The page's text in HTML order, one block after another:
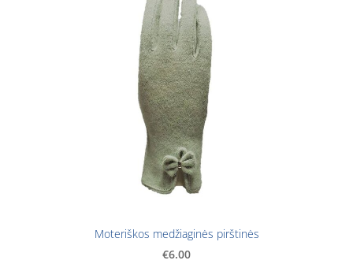
Moteriškos medžiaginės pirštinės
€6.00